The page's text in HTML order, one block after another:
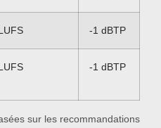
-1 dBTP
-1 dBTP
sur les recommandations